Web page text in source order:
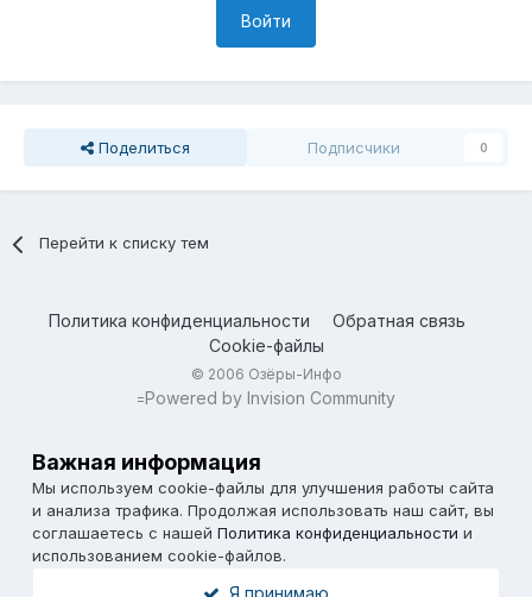
Войти
Поделиться Подписчики 0
Перейти к списку тем
Политика конфиденциальности
Обратная связь
Cookie-файлы
© 2006 Озёры-Инфо
=Powered by Invision Community
Важная информация
Мы используем cookie-файлы для улучшения работы сайта
и анализа трафика. Продолжая использовать наш сайт, вы
соглашаетесь с нашей Политика конфиденциальности и
использованием cookie-файлов.